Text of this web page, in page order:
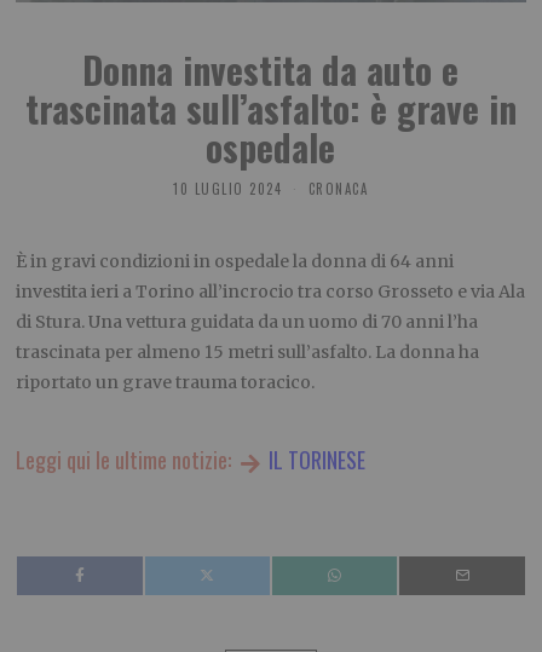
Donna investita da auto e
trascinata sull’asfalto: è grave in
ospedale
10 LUGLIO 2024 CRONACA
È in gravi condizioni in ospedale la donna di 64 anni
investita ieri a Torino all’incrocio tra corso Grosseto e via Ala
di Stura. Una vettura guidata da un uomo di 70 anni l’ha
trascinata per almeno 15 metri sull’asfalto. La donna ha
riportato un grave trauma toracico.
Leggi qui le ultime notizie: IL TORINESE